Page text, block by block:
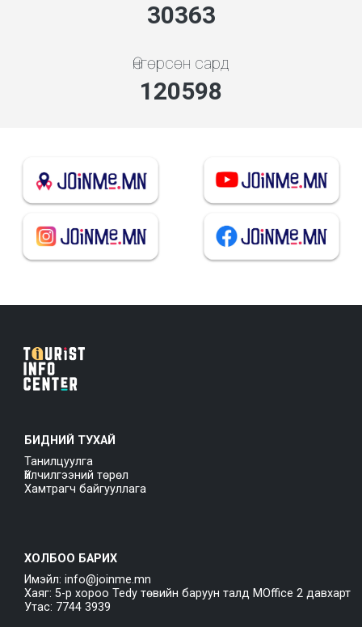
33866
Өнгөрсөн сард
134514
БИДНИЙ ТУХАЙ
Танилцуулга
Үйлчилгээний төрөл
Хамтрагч байгууллага
ХОЛБОО БАРИХ
Имэйл: info@joinme.mn
Хаяг: 5-р хороо Tedy төвийн баруун талд MOffice 2 давхарт
Утас: 7744 3939